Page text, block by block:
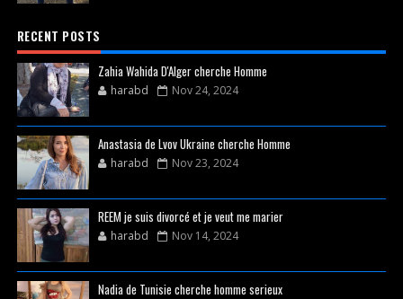
RECENT POSTS
Zahia Wahida D'Alger cherche Homme
harabd Nov 24, 2024
Anastasia de Lvov Ukraine cherche Homme
harabd Nov 23, 2024
REEM je suis divorcé et je veut me marier
harabd Nov 14, 2024
Nadia de Tunisie cherche homme serieux